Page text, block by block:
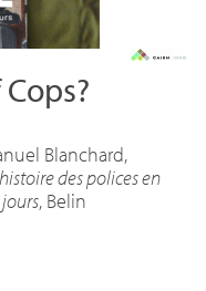
Blanchard,
des polices en
, Belin